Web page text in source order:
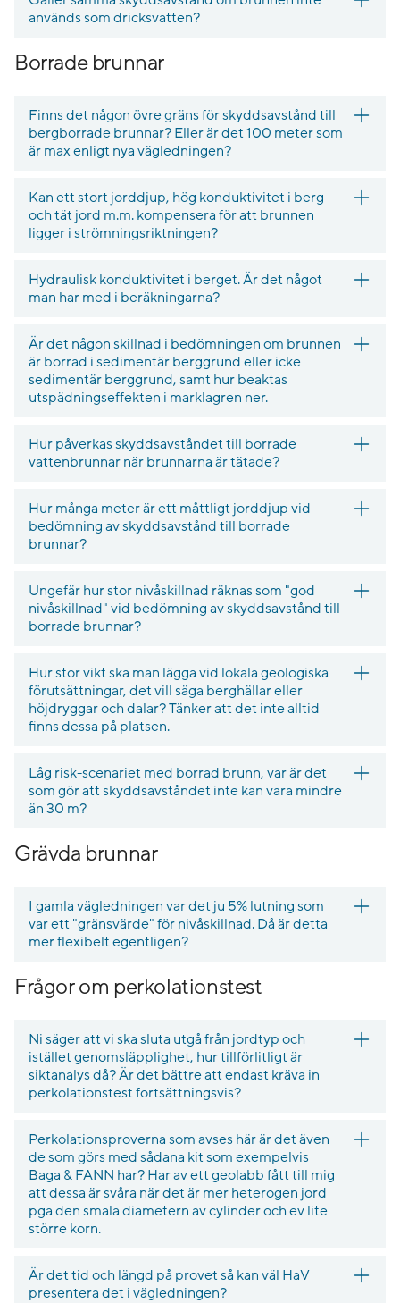
används som dricksvatten?
Borrade brunnar
Finns det någon övre gräns för skyddsavstånd till
bergborrade brunnar? Eller är det 100 meter som
är max enligt nya vägledningen?
Kan ett stort jorddjup, hög konduktivitet i berg
och tät jord m.m. kompensera för att brunnen
ligger i strömningsriktningen?
Hydraulisk konduktivitet i berget. Är det något
man har med i beräkningarna?
Är det någon skillnad i bedömningen om brunnen
är borrad i sedimentär berggrund eller icke
sedimentär berggrund, samt hur beaktas
utspädningseffekten i marklagren ner.
Hur påverkas skyddsavståndet till borrade
vattenbrunnar när brunnarna är tätade?
Hur många meter är ett måttligt jorddjup vid
bedömning av skyddsavstånd till borrade
brunnar?
Ungefär hur stor nivåskillnad räknas som "god
nivåskillnad" vid bedömning av skyddsavstånd till
borrade brunnar?
Hur stor vikt ska man lägga vid lokala geologiska
förutsättningar, det vill säga berghällar eller
höjdryggar och dalar? Tänker att det inte alltid
finns dessa på platsen.
Låg risk-scenariet med borrad brunn, var är det
som gör att skyddsavståndet inte kan vara mindre
än 30 m?
Grävda brunnar
I gamla vägledningen var det ju 5% lutning som
var ett "gränsvärde" för nivåskillnad. Då är detta
mer flexibelt egentligen?
Frågor om perkolationstest
Ni säger att vi ska sluta utgå från jordtyp och
istället genomsläpplighet, hur tillförlitligt är
siktanalys då? Är det bättre att endast kräva in
perkolationstest fortsättningsvis?
Perkolationsproverna som avses här är det även
de som görs med sådana kit som exempelvis
Baga & FANN har? Har av ett geolabb fått till mig
att dessa är svåra när det är mer heterogen jord
pga den smala diametern av cylinder och ev lite
större korn.
Är det tid och längd på provet så kan väl HaV
presentera det i vägledningen?